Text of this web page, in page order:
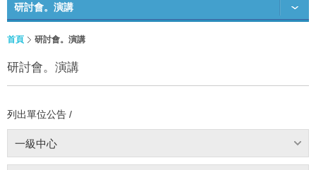
研討會。演講
首頁 研討會。演講
研討會。演講
列出單位公告 /
一級中心